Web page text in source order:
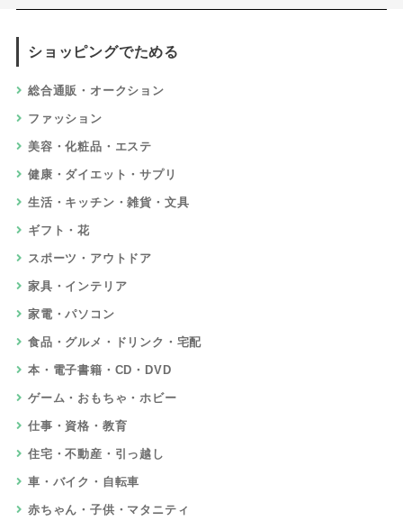
ショッピングでためる
総合通販・オークション
ファッション
美容・化粧品・エステ
健康・ダイエット・サプリ
生活・キッチン・雑貨・文具
ギフト・花
スポーツ・アウトドア
家具・インテリア
家電・パソコン
食品・グルメ・ドリンク・宅配
本・電子書籍・CD・DVD
ゲーム・おもちゃ・ホビー
仕事・資格・教育
住宅・不動産・引っ越し
車・バイク・自転車
赤ちゃん・子供・マタニティ